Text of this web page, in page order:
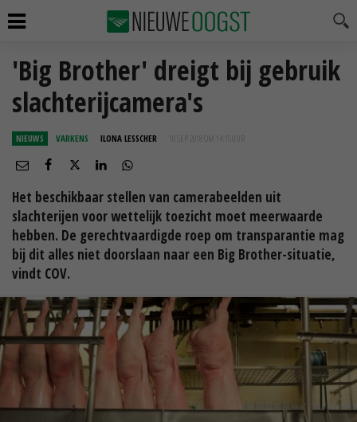
'Big Brother' dreigt bij gebruik
slachterijcamera's
NIEUWS VARKENS ILONA LESSCHER 10 SEP 2018 OM 14:15
Het beschikbaar stellen van camerabeelden uit
slachterijen voor wettelijk toezicht moet meerwaarde
hebben. De gerechtvaardigde roep om transparantie mag
bij dit alles niet doorslaan naar een Big Brother-situatie,
vindt COV.